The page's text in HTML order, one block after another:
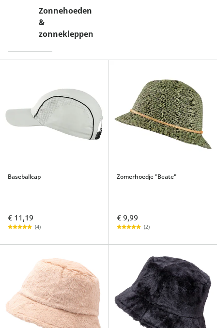
Zonnehoeden
&
zonnekleppen
Baseballcap
€ 11,19
(4)
Zomerhoedje "Beate"
€ 9,99
(2)